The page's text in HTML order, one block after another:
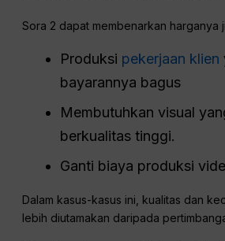
Sora 2 dapat membenarkan harganya
Produksi pekerjaan klien
bayarannya bagus
Membutuhkan visual
berkualitas tinggi.
Ganti biaya produksi
Dalam kasus-kasus ini, kualitas dan
lebih diutamakan daripada